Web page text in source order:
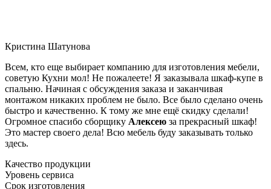
Кристина Шатунова
Всем, кто еще выбирает компанию для изготовления мебели,
советую Кухни мол! Не пожалеете! Я заказывала шкаф-купе в
спальню. Начиная с обсуждения заказа и заканчивая
монтажом никаких проблем не было. Все было сделано очень
быстро и качественно. К тому же мне ещё скидку сделали!
Огромное спасибо сборщику Алексею за прекрасный шкаф!
Это мастер своего дела! Всю мебель буду заказывать только
здесь.
Качество продукции
Уровень сервиса
Срок изготовления